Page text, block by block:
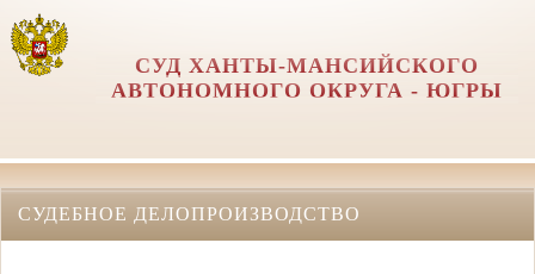
СУД ХАНТЫ-МАНСИЙСКОГО
АВТОНОМНОГО ОКРУГА - ЮГРЫ
СУДЕБНОЕ ДЕЛОПРОИЗВОДСТВО